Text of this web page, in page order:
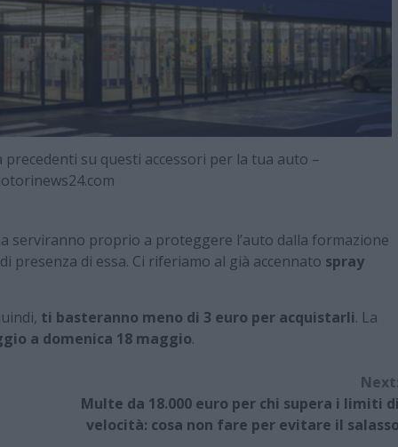
su questi accessori per la tua auto –
serviranno proprio a proteggere l’auto dalla formazione
presenza di essa. Ci riferiamo al già accennato spray
ti basteranno meno di 3 euro per acquistarli. La
a domenica 18 maggio.
Multe da 18.000 euro per chi supera i limiti
velocità: cosa non fare per evitare il